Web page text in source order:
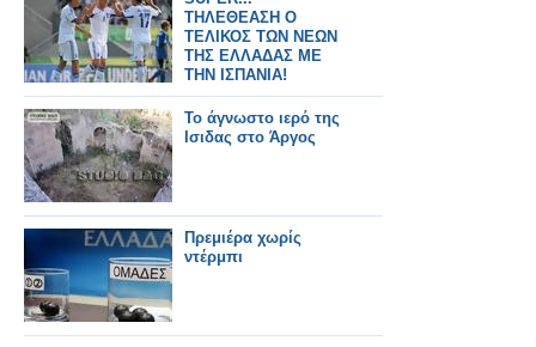
ΤΗΛΕΘΕΑΣΗ Ο
ΤΕΛΙΚΟΣ ΤΩΝ ΝΕΩΝ
ΤΗΣ ΕΛΛΑΔΑΣ ΜΕ
ΤΗΝ ΙΣΠΑΝΙΑ!
Το άγνωστο ιερό της
Ισιδας στο Άργος
Πρεμιέρα χωρίς
ντέρμπι